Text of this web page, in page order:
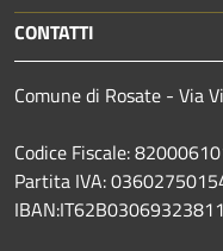
CONTATTI
Comune di Rosate - Via
Codice Fiscale:
Partita IVA: